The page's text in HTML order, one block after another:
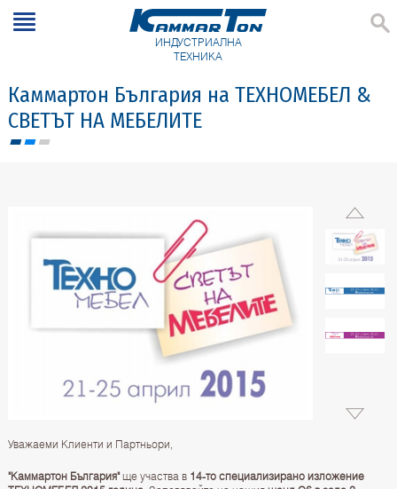
ИНДУСТРИАЛНА
ТЕХНИКА
Каммартон България на ТЕХНОМЕБЕЛ &
СВЕТЪТ НА МЕБЕЛИТЕ
Уважаеми Клиенти и Партньори,
"Каммартон България"ще участва в 14-то специализирано изложение